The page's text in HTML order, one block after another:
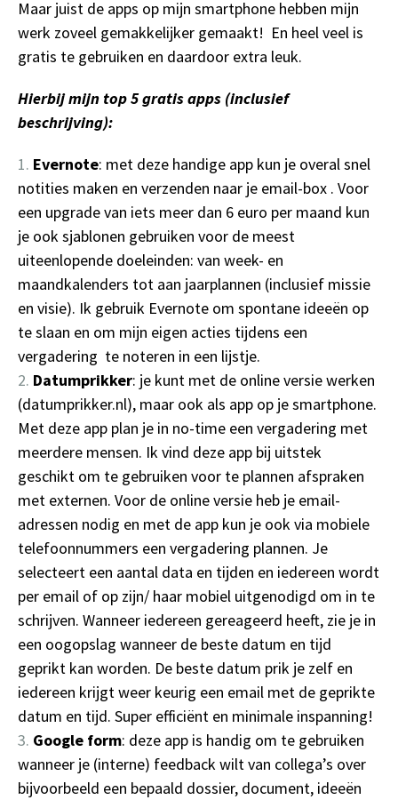
Maar juist de apps op mijn smartphone hebben mijn
werk zoveel gemakkelijker gemaakt! En heel veel is
gratis te gebruiken en daardoor extra leuk.
Hierbij mijn top 5 gratis apps (inclusief
beschrijving):
Evernote: met deze handige app kun je overal snel
notities maken en verzenden naar je email-box . Voor
een upgrade van iets meer dan 6 euro per maand kun
je ook sjablonen gebruiken voor de meest
uiteenlopende doeleinden: van week- en
maandkalenders tot aan jaarplannen (inclusief missie
en visie). Ik gebruik Evernote om spontane ideeën op
te slaan en om mijn eigen acties tijdens een
vergadering te noteren in een lijstje.
Datumprikker: je kunt met de online versie werken
(datumprikker.nl), maar ook als app op je smartphone.
Met deze app plan je in no-time een vergadering met
meerdere mensen. Ik vind deze app bij uitstek
geschikt om te gebruiken voor te plannen afspraken
met externen. Voor de online versie heb je email-
adressen nodig en met de app kun je ook via mobiele
telefoonnummers een vergadering plannen. Je
selecteert een aantal data en tijden en iedereen wordt
per email of op zijn/ haar mobiel uitgenodigd om in te
schrijven. Wanneer iedereen gereageerd heeft, zie je in
een oogopslag wanneer de beste datum en tijd
geprikt kan worden. De beste datum prik je zelf en
iedereen krijgt weer keurig een email met de geprikte
datum en tijd. Super efficiënt en minimale inspanning!
Google form: deze app is handig om te gebruiken
wanneer je (interne) feedback wilt van collega’s over
bijvoorbeeld een bepaald dossier, document, ideeën